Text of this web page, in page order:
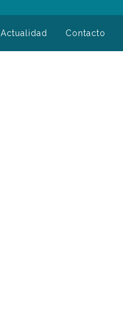
Actualidad Contacto